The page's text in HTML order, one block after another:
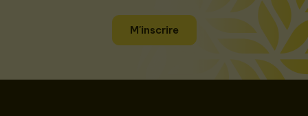
M'inscrire